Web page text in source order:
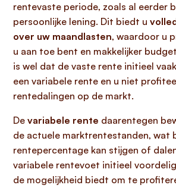
rentevaste periode, zoals al eerder
persoonlijke lening. Dit biedt u
over uw maandlasten, waardoor u
u aan toe bent en makkelijker
is wel dat de vaste rente initieel
een variabele rente en u niet
rentedalingen op de markt.
De variabele rente daarentegen
de actuele marktrentestanden, wat
rentepercentage kan stijgen of
variabele rentevoet initieel
de mogelijkheid biedt om te